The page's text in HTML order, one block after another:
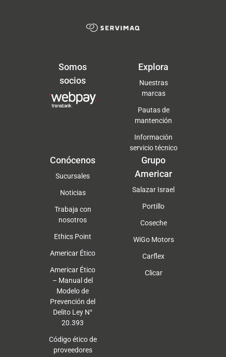
Explora
Nuestras
marcas
Pautas de
mantención
Información
servicio técnico
Conócenos
Sucursales
Noticias
Trabaja con
nosotros
Ethics Point
Americar Ético
Americar Ético
– Manual del
Modelo de
Prevención del
Delito Ley N°
20.393
Código ético de
proveedores
Grupo
Americar
Salazar Israel
Portillo
Coseche
WiGo Motors
Carflex
Clicar
Somos
socios